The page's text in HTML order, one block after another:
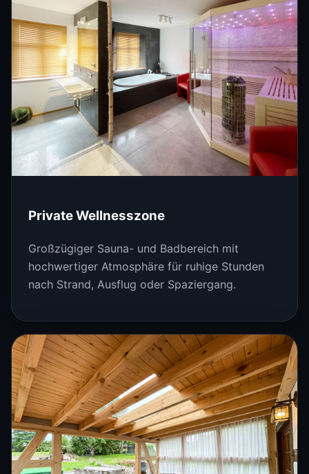
Private Wellnesszone
Großzügiger Sauna- und Badbereich mit
hochwertiger Atmosphäre für ruhige Stunden
nach Strand, Ausflug oder Spaziergang.